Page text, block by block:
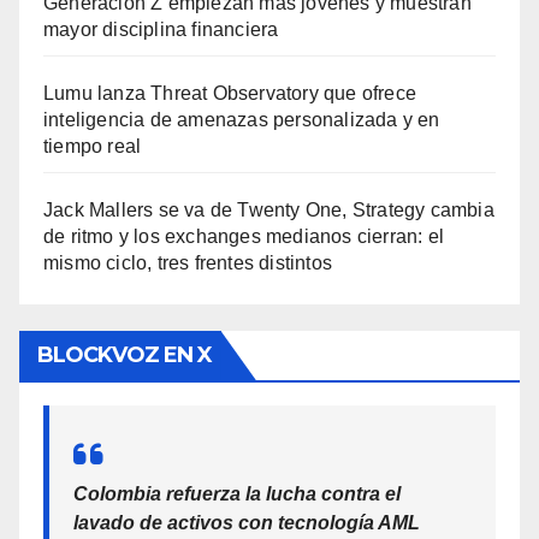
mayor disciplina financiera
Lumu lanza Threat Observatory que ofrece
inteligencia de amenazas personalizada y en
tiempo real
Jack Mallers se va de Twenty One, Strategy cambia
de ritmo y los exchanges medianos cierran: el
mismo ciclo, tres frentes distintos
BLOCKVOZ EN X
Colombia refuerza la lucha contra el
lavado de activos con tecnología AML